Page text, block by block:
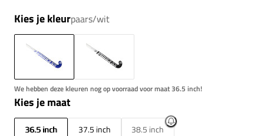
Kies je kleurpaars/wit
We hebben deze kleuren nog op voorraad voor maat 36.5 inch!
Kies je maat
36.5 inch 37.5 inch 38.5 inch